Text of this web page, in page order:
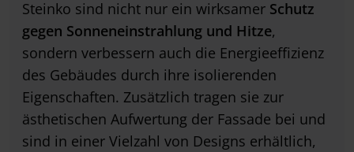
Steinko sind nicht nur ein wirksamer Schutz
gegen Sonneneinstrahlung und Hitze,
sondern verbessern auch die Energieeffizienz
des Gebäudes durch ihre isolierenden
Eigenschaften. Zusätzlich tragen sie zur
ästhetischen Aufwertung der Fassade bei und
sind in einer Vielzahl von Designs erhältlich,